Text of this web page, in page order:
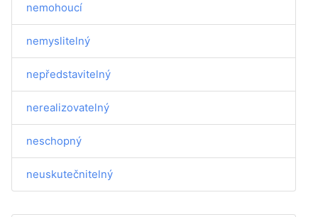
nemohoucí
nemyslitelný
nepředstavitelný
nerealizovatelný
neschopný
neuskutečnitelný